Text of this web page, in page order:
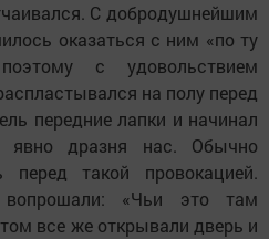
С добродушнейшим
оказаться с ним «по ту
с удовольствием
на полу перед
передние лапки и начинал
явно дразня нас. Обычно
перед такой провокацией.
«Чьи это там
все же открывали дверь и